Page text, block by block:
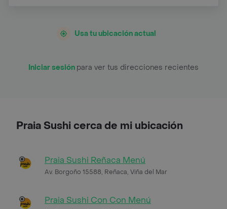
Usa tu ubicación actual
Iniciar sesión para ver tus direcciones recientes
Praia Sushi cerca de mi ubicación
Praia Sushi Reñaca Menú
Av. Borgoño 15588, Reñaca, Viña del Mar
Praia Sushi Con Con Menú